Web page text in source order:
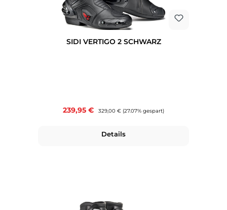
SIDI VERTIGO 2 SCHWARZ
Verkaufspreis:
239,95 € Regulärer Preis:
329,00 € (27.07% gespart)
Details